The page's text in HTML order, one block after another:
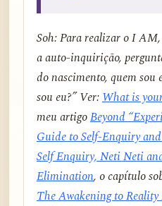
Soh: Para realizar o I
a auto-inquirição,
do nascimento, quem sou
sou eu?” Ver:What is
meu artigoBeyond
Guide to Self-Enquiry
Self Enquiry, Neti Neti
Elimination, o capítulo
The Awakening to